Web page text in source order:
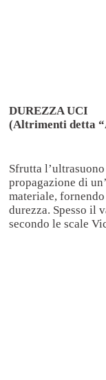
DUREZZA UCI
(Altrimenti detta
Sfrutta
propagazione di
materiale,
durezza. Spesso il
secondo le scale